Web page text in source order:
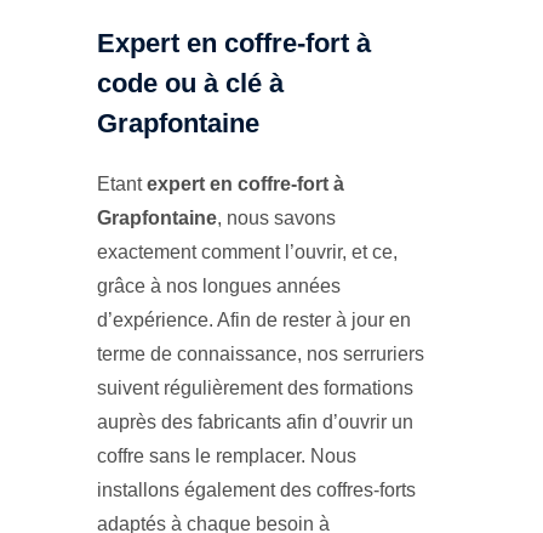
Expert en coffre-fort à
code ou à clé à
Grapfontaine
Etantexpert en coffre-fort à
Grapfontaine, nous savons
exactement comment l’ouvrir, et ce,
grâce à nos longues années
d’expérience. Afin de rester à jour en
terme de connaissance, nos serruriers
suivent régulièrement des formations
auprès des fabricants afin d’ouvrir un
coffre sans le remplacer. Nous
installons également des coffres-forts
adaptés à chaque besoin à